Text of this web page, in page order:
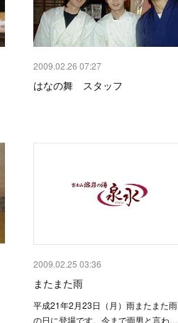
2009.02.26 07:27
はなの舞 スタッフ
2009.02.25 03:36
またまた雨
平成21年2月23日（月）雨またまた雨
の日に登場です。今まで雨男と言わ…